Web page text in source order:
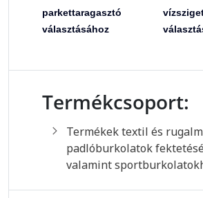
parkettaragasztó
választásához
Termékcsoport:
Termékek textil és
padlóburkolatok
valamint